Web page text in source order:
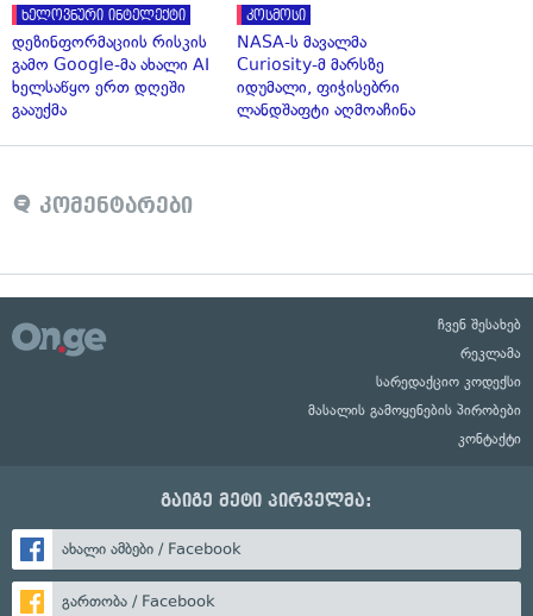
ხელოვნური ინტელექტი
დეზინფორმაციის რისკის
გამო Google-მა ახალი AI
ხელსაწყო ერთ დღეში
გააუქმა
კოსმოსი
NASA-ს მავალმა
Curiosity-მ მარსზე
იდუმალი, ფიჭისებრი
ლანდშაფტი აღმოაჩინა
კომენტარები
ჩვენ შესახებ
რეკლამა
სარედაქციო კოდექსი
მასალის გამოყენების პირობები
კონტაქტი
გაიგე მეტი პირველმა:
ახალი ამბები / Facebook
გართობა / Facebook